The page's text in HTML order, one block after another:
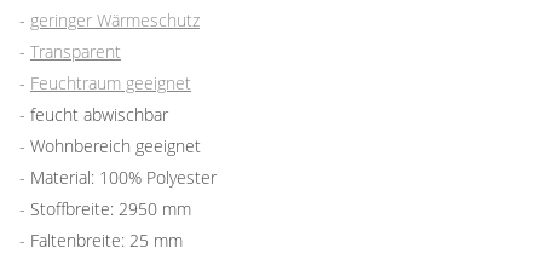
geringer Wärmeschutz
Transparent
Feuchtraum geeignet
feucht abwischbar
Wohnbereich geeignet
Material: 100% Polyester
Stoffbreite: 2950 mm
Faltenbreite: 25 mm